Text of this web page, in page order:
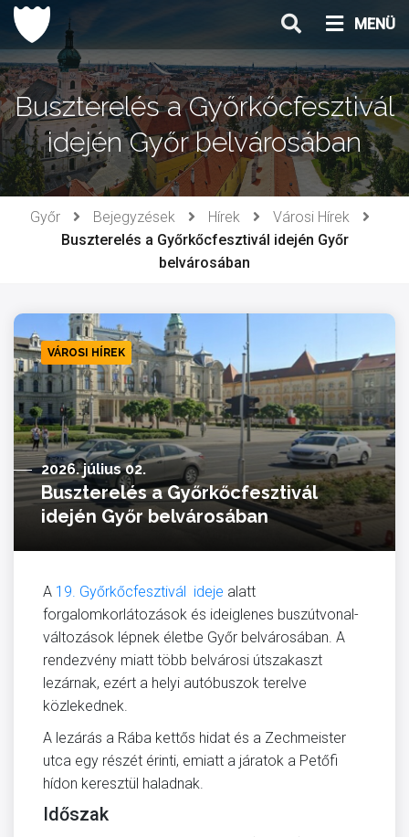
Ugrás
tartalomhoz
MENÜ
Buszterelés a Győrkőcfesztivál
idején Győr belvárosában
Győr Bejegyzések Hírek
Városi Hírek
Buszterelés a Győrkőcfesztivál idején Győr
belvárosában
VÁROSI HÍREK
2026. július 02.
Buszterelés a Győrkőcfesztivál
idején Győr belvárosában
A 19. Győrkőcfesztivál ideje alatt
forgalomkorlátozások és ideiglenes buszútvonal-
változások lépnek életbe Győr belvárosában. A
rendezvény miatt több belvárosi útszakaszt
lezárnak, ezért a helyi autóbuszok terelve
közlekednek.
A lezárás a Rába kettős hidat és a Zechmeister
utca egy részét érinti, emiatt a járatok a Petőfi
hídon keresztül haladnak.
Időszak